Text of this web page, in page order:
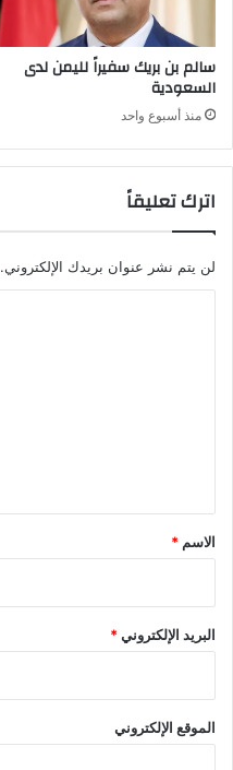
سالم بن بريك سفيراً لليمن لدى
السعودية
منذ أسبوع واحد
اترك تعليقاً
لن يتم نشر عنوان بريدك الإلكتروني.
*
الاسم *
البريد الإلكتروني*
الموقع الإلكتروني